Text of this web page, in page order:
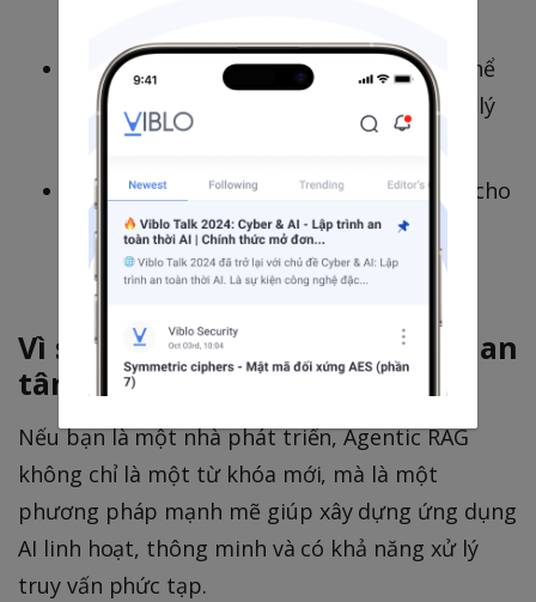
Ngữ cảnh chính xác hơn: Các agent có thể
chia nhiệm vụ thành từng phần nhỏ, xử lý
từng bước.
Phản hồi theo thời gian thực: Tuyệt vời cho
chatbot, hệ thống tư vấn và công cụ ra
quyết định.
Vì sao Agentic RAG đáng để quan
tâm?
Nếu bạn là một nhà phát triển, Agentic RAG
không chỉ là một từ khóa mới, mà là một
phương pháp mạnh mẽ giúp xây dựng ứng dụng
AI linh hoạt, thông minh và có khả năng xử lý
truy vấn phức tạp.